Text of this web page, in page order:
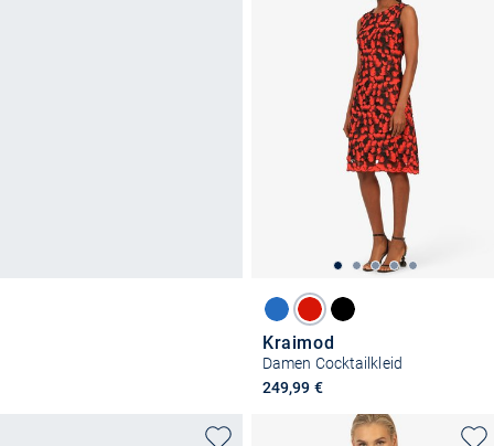
Kraimod
Damen Cocktailkleid
249,99 €